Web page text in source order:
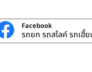
Facebook
รถยก รถสไลค์ รถเฮี๊ย